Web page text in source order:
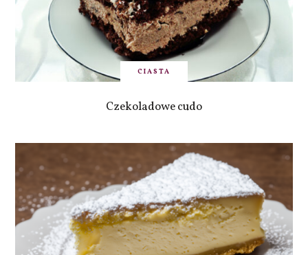
CIASTA
Czekoladowe cudo